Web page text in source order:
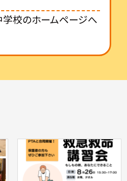
校のホームページへ